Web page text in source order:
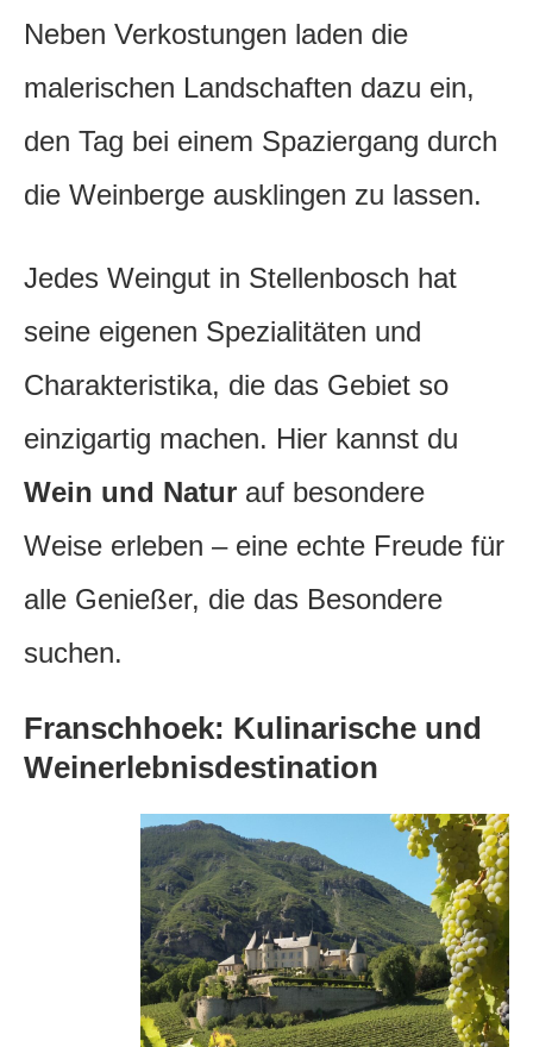
Neben Verkostungen laden die
malerischen Landschaften dazu ein,
den Tag bei einem Spaziergang durch
die Weinberge ausklingen zu lassen.
Jedes Weingut in Stellenbosch hat
seine eigenen Spezialitäten und
Charakteristika, die das Gebiet so
einzigartig machen. Hier kannst du
Wein und Natur auf besondere
Weise erleben – eine echte Freude für
alle Genießer, die das Besondere
suchen.
Franschhoek: Kulinarische und
Weinerlebnisdestination